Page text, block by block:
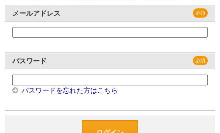
メールアドレス
パスワード
パスワードを忘れた方はこちら